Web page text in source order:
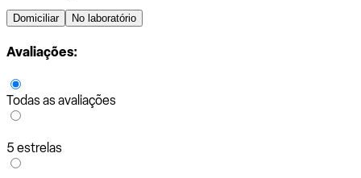
Domiciliar No laboratório
Avaliações:
Todas as avaliações
5 estrelas